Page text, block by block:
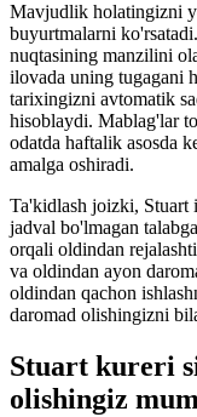
Mavjudlik holatingizni
buyurtmalarni
nuqtasining manzilini
ilovada uning tugagani
tarixingizni avtomatik
hisoblaydi. Mablag'lar
odatda haftalik asosda
amalga oshiradi.
Ta'kidlash joizki,
jadval bo'lmagan
orqali oldindan
va oldindan ayon
oldindan qachon
daromad olishingizni
Stuart kureri
olishingiz